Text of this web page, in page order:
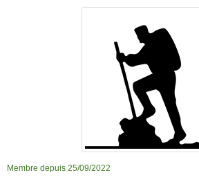
Membre depuis 25/09/2022